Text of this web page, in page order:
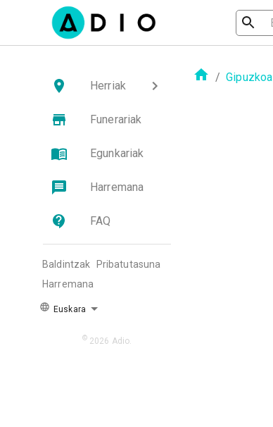
Herriak
Funerariak
Egunkariak
Harremana
FAQ
Baldintzak
Pribatutasuna
Harremana
Euskara
© 2026 Adio.
/ Gipuzkoa